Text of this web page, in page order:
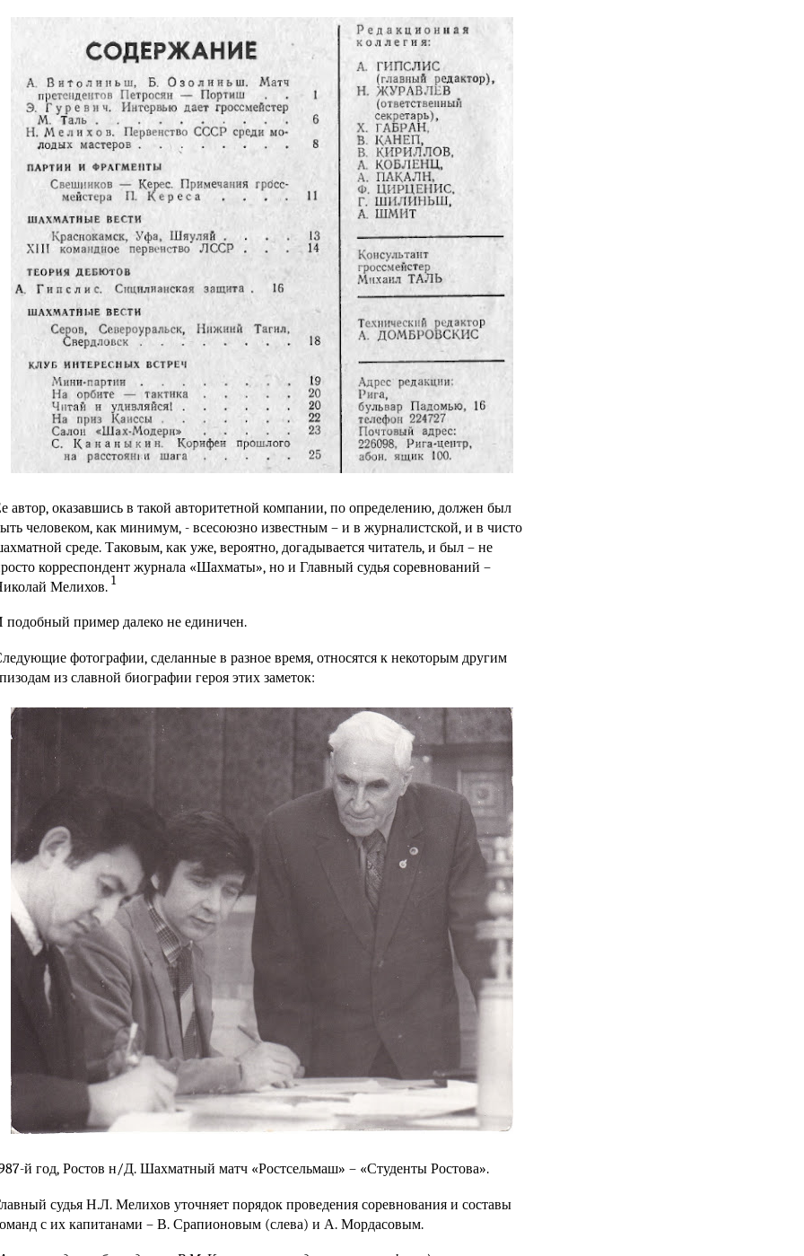
автор, оказавшись в такой авторитетной компании, по определению, должен был
человеком, как минимум, - всесоюзно известным – и в журналистской, и в чисто
среде. Таковым, как уже, вероятно, догадывается читатель, и был – не
корреспондент журнала «Шахматы», но и Главный судья соревнований –
Мелихов. 1
подобный пример далеко не единичен.
фотографии, сделанные в разное время, относятся к некоторым другим
из славной биографии героя этих заметок:
й год, Ростов н/Д. Шахматный матч «Ростсельмаш» – «Студенты Ростова».
судья Н.Л. Мелихов уточняет порядок проведения соревнования и составы
с их капитанами – В. Срапионовым (слева) и А. Мордасовым.